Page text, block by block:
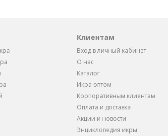
Клиентам
Вход в личный кабинет
О нас
Каталог
Икра оптом
Корпоративным клиентам
Оплата и доставка
Акции и новости
Энциклопедия икры